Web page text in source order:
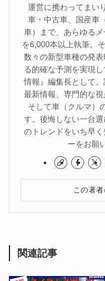
運営に携わってまい
車・中古車、国産車
車）まで、あらゆる
を6,000本以上執筆。
数々の新型車種の発
る的確な予測を実現
情報』編集長として
最新情報、専門的な視
そして車（クルマ）
す。後悔しない一台
のトレンドをいち早
ーをお願
この著
関連記事